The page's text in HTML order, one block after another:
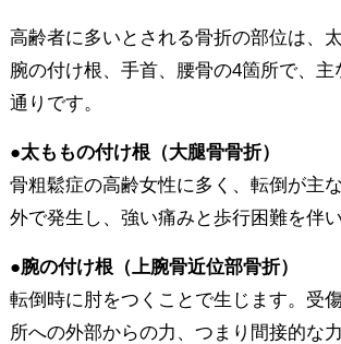
高齢者に多いとされる骨折の部位は、
腕の付け根、手首、腰骨の4箇所で、
通りです。
●太ももの付け根（大腿骨骨折）
骨粗鬆症の高齢女性に多く、転倒が主
外で発生し、強い痛みと歩行困難を伴い
●腕の付け根（上腕骨近位部骨折）
転倒時に肘をつくことで生じます。受
所への外部からの力、つまり間接的な